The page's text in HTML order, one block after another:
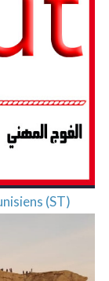
(ST)